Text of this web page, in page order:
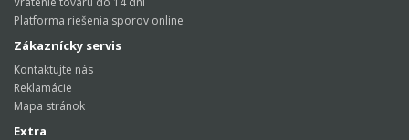
Platforma riešenia sporov online
Zákaznícky servis
Kontaktujte nás
Reklamácie
Mapa stránok
Extra